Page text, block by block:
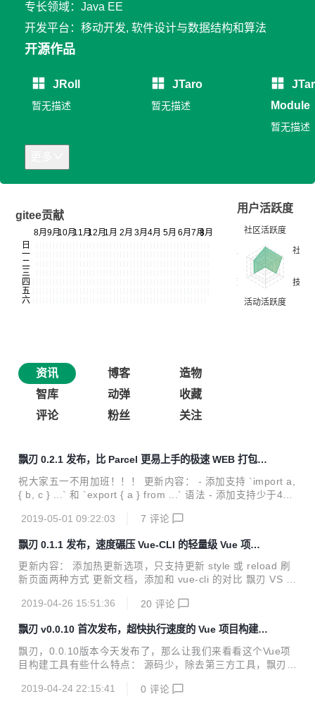
专长领域：Java EE
开发平台：移动开发, 软件设计与数据结构和算法
开源作品
JRoll
暂无描述
JTaro
暂无描述
Module
暂无描述
gitee贡献
用户活跃度
资讯 博客
造物
智库
动弹
收藏
评论
粉丝 关注
飘刃 0.2.1 发布，比 Parcel 更易上手的极速 WEB 打包工
具
祝大家五一不用加班！！！ 更新内容： - 添加支持 `import a,
{ b, c } ...` 和 `export { a } from ...` 语法 - 添加支持少于4k
贝到相应的静态文件夹的功能 - 添加 html2VueRender 选
e render 函数 - 解决 sass 使用 `@import` 导入路径问题 -
添加支持 rollup 插件的 `resolveId` 方法 - 优化项目文件结构
飘刃 v0.2.1 是个较...
2019-05-01 09:22:03 7 评论
飘刃 0.1.1 发布，速度碾压 Vue-CLI 的轻量级 Vue 项目
构建工具
更新内容： 添加热更新选项，只支持更新 style 或 reload 刷
新页面两种方式 更新文档，添加和 vue-cli 的对比 飘刃 VS V
版 i5 8G 64位 联通4G热点 30多个组件的小型 Vue 项目 飘刃
487 689 安装命令 npm i -g piaoren npm i -g @vue/cli 安装
时间 18s 1m 42s 支持编码 Pug Sass ES6+ Pug Sass Less
Styl...
2019-04-26 15:51:36 20 评论
飘刃 v0.0.10 首次发布，超快执行速度的 Vue 项目构建工
具
飘刃，0.0.10版本今天发布了，那么让我们来看看这个Vue项
目构建工具有些什么特点： 源码少，除去第三方工具，飘刃所
发过程中无需 babel 转译，飘刃只转 import/export ，其余直
2019-04-24 22:15:41 0 评论